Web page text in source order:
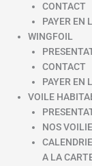
CONTACT
PAYER EN
WINGFOIL
CONTACT
PAYER EN
VOILE
NOS
A LA